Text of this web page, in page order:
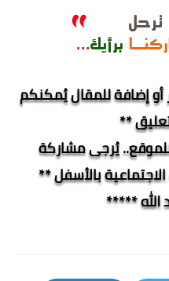
إضافة للمقال يُمكنكم
**
يُرجى مشاركة
الاجتماعية بالأسفل **
*****